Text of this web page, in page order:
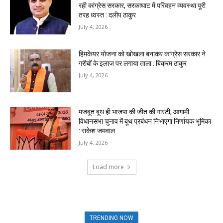
रही कांग्रेस सरकार, सरकाघाट में परिवहन व्यवस्था पूरी
तरह ध्वस्त : दलीप ठाकुर
July 4, 2026
हिमकेयर योजना को खोखला बनाकर कांग्रेस सरकार ने
गरीबों के इलाज पर लगाया ताला : बिक्रम ठाकुर
July 4, 2026
मजबूत बूथ ही भाजपा की जीत की गारंटी, आगामी
विधानसभा चुनाव में बूथ प्रबंधन निभाएगा निर्णायक भूमिका
: राकेश जमवाल
July 4, 2026
Load more